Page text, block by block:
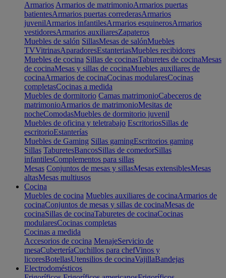
Armarios Armarios de matrimonioArmarios puertas
batientesArmarios puertas correderasArmarios
juvenilArmarios infantilesArmarios esquinerosArmarios
vestidoresArmarios auxiliaresZapateros
Muebles de salón SillasMesas de salónMuebles
TVVitrinasAparadoresEstanteriasMuebles recibidores
Muebles de cocina Sillas de cocinasTaburetes de cocinaMesas
de cocinaMesas y sillas de cocinaMuebles auxiliares de
cocinaArmarios de cocinaCocinas modularesCocinas
completasCocinas a medida
Muebles de dormitorio Camas matrimonioCabeceros de
matrimonioArmarios de matrimonioMesitas de
nocheComodasMuebles de dormitorio juvenil
Muebles de oficina y teletrabajo EscritoriosSillas de
escritorioEstanterías
Muebles de Gaming Sillas gamingEscritorios gaming
Sillas TaburetesBancosSillas de comedorSillas
infantilesComplementos para sillas
Mesas Conjuntos de mesas y sillasMesas extensiblesMesas
altasMesas multiusos
Cocina
Muebles de cocina Muebles auxiliares de cocinaArmarios de
cocinaConjuntos de mesas y sillas de cocinaMesas de
cocinaSillas de cocinaTaburetes de cocinaCocinas
modularesCocinas completas
Cocinas a medida
Accesorios de cocina MenajeServicio de
mesaCuberteríaCuchillos para chefVinos y
licoresBotellasUtensilios de cocinaVajillaBandejas
Electrodomésticos